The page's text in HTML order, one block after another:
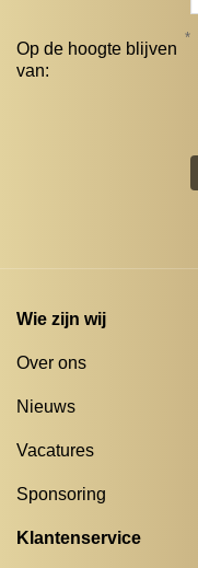
Op de hoogte blijven
van:
*
Wie zijn wij
Over ons
Nieuws
Vacatures
Sponsoring
Klantenservice